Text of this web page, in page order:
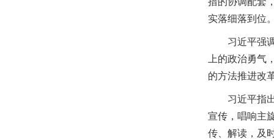
实落细落到位
习近平强
上的政治勇
的方法推进改
习近平指
宣传，唱响主
传、解读，及